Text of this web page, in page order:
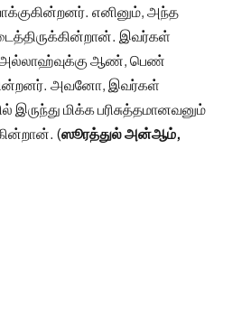
எனினும், அந்த
இவர்கள்
ஆண், பெண்
அவனோ, இவர்கள்
இருந்து மிக்க பரிசுத்தமானவனும்
(ஸூரத்துல் அன்ஆம்,